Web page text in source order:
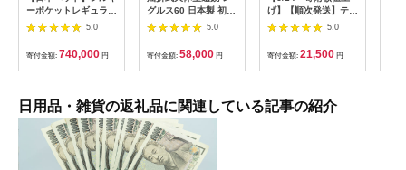
ーポケットレギュラー
11334 シングル 日本
ベッド シルキーポケ
ットレギュラー シン
グル 通気性 ロングセ
ラー 放湿性 ※沖縄
5.0
寄付金額: 740,000 円
グルス60 日本製 初心
者用 スマホ撮影 (カラ
ー：オレンジ）
【1835-2】
5.0
寄付金額: 58,000 円
げ】【順次発送】ティ
ッシュペーパー 20箱
＆ トイレットロール
(ダブル) 48個 福祉施
設支援 日用品 常備品
備蓄品 box ちり紙 テ
ィッシュ パルプ
100％ 無香料 1箱
5.0
寄付金額: 21,500 円
日用品・雑貨の返礼品に関連している記事の紹介